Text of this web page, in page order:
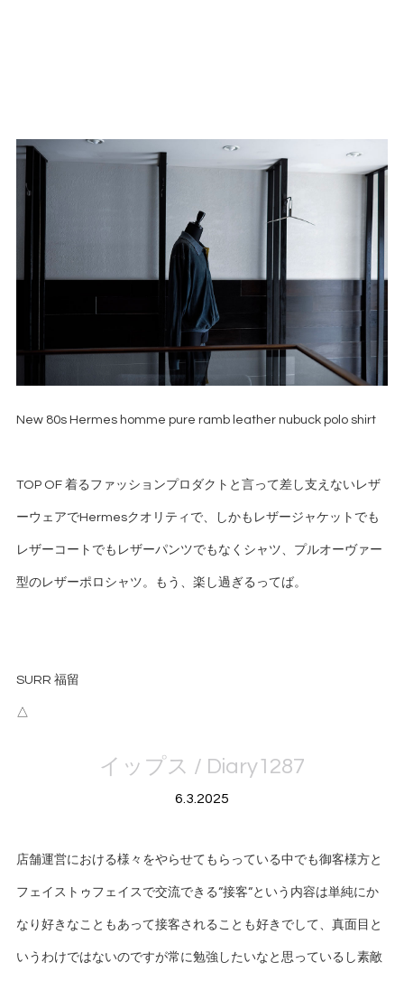
New 80s Hermes homme pure ramb leather nubuck polo shirt
TOP OF 着るファッションプロダクトと言って差し支えないレザ
ーウェアでHermesクオリティで、しかもレザージャケットでも
レザーコートでもレザーパンツでもなくシャツ、プルオーヴァー
型のレザーポロシャツ。もう、楽し過ぎるってば。
SURR 福留
△
イップス / Diary1287
6.3.2025
店舗運営における様々をやらせてもらっている中でも御客様方と
フェイストゥフェイスで交流できる“接客“という内容は単純にか
なり好きなこともあって接客されることも好きでして、真面目と
いうわけではないのですが常に勉強したいなと思っているし素敵